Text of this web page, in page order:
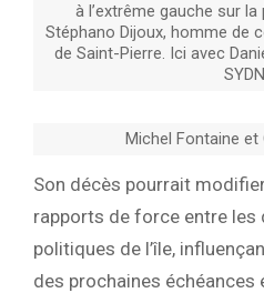
à l’extrême gauche sur
Stéphano Dijoux, homme de
de Saint-Pierre. Ici avec
Michel Fontaine et
Son décès pourrait
rapports de force entre
politiques de l’île,
des prochaines